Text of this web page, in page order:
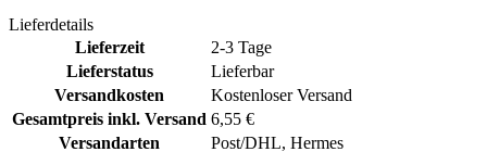
Lieferdetails
Lieferzeit
2-3 Tage
Lieferstatus
Lieferbar
Versandkosten
Kostenloser Versand
Gesamtpreis inkl. Versand 6,55 €
Versandarten
Post/DHL, Hermes